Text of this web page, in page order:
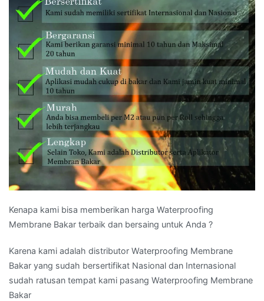
Kenapa kami bisa memberikan harga Waterproofing
Membrane Bakar terbaik dan bersaing untuk Anda ?
Karena kami adalah distributor Waterproofing Membrane
Bakar yang sudah bersertifikat Nasional dan Internasional
sudah ratusan tempat kami pasang Waterproofing Membrane
Bakar